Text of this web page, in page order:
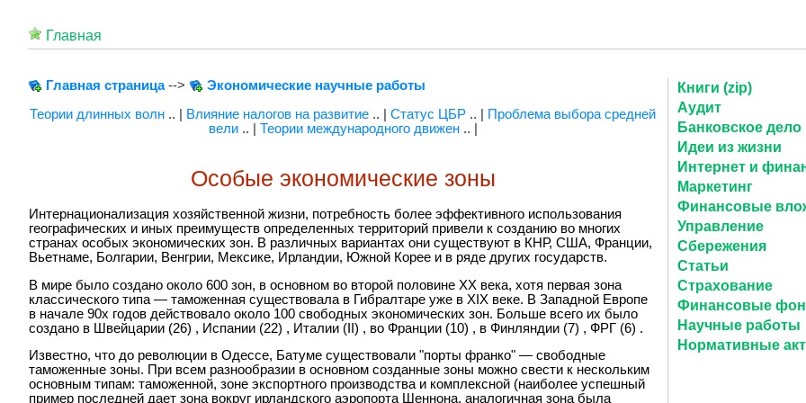
Главная
Главная страница-->
Экономические научные работы
Теории длинных волн .. | Влияние налогов на развитие .. |Статус ЦБР .. |
Проблема выбора средней
вели.. | Теории международного движен.. |
Особые экономические зоны
Интернационализация хозяйственной жизни, потребность более эффективного использования
географических и иных преимуществ определенных территорий привели к созданию во многих
странах особых экономических зон. В различных вариантах они существуют в КНР, США, Франции,
Вьетнаме, Болгарии, Венгрии, Мексике, Ирландии, Южной Корее и в ряде других государств.
В мире было создано около 600 зон, в основном во второй половине XX века, хотя первая зона
классического типа — таможенная существовала в Гибралтаре уже в XIX веке. В Западной Европе
в начале 90х годов действовало около 100 свободных экономических зон. Больше всего их было
создано в Швейцарии (26) , Испании (22) , Италии (II) , во Франции (10) , в Финляндии (7) , ФРГ (6) .
Известно, что до революции в Одессе, Батуме существовали "порты франко" — свободные
таможенные зоны. При всем разнообразии в основном созданные зоны можно свести к нескольким
основным типам: таможенной, зоне экспортного производства и комплексной (наиболее успешный
пример последней дает зона вокруг ирландского аэропорта Шеннона, аналогичная зона была
Книги (zip)
Аудит
Банковское дело
Идеи из жизни
Интернет и
Маркетинг
Финансовые
Управление
Сбережения
Статьи
Страхование
Финансовые
Научные работы
Нормативные